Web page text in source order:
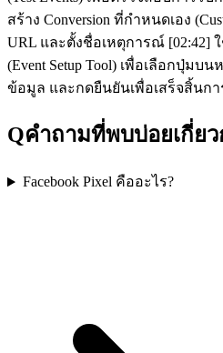
สร้าง Conversion ที่กำหนดเอง
URL และตั้งชื่อเหตุการณ์ [02:42]
(Event Setup Tool) เพื่อเลือกปุ่มบ
ข้อมูล และกดยืนยันเพื่อเสร็จสิ้นกา
Qคำถามที่พบบ่อยเกี่ย
Facebook Pixel คืออะไร?